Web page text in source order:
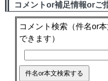
コメントor補足情報orご
コメント検索 （件名or
できます）